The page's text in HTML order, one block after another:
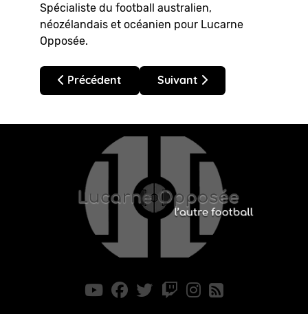
Spécialiste du football australien,
néozélandais et océanien pour Lucarne
Opposée.
Article précédent : Australie – A-League 2026 :
Précédent Article suivant : Australie –
Suivant